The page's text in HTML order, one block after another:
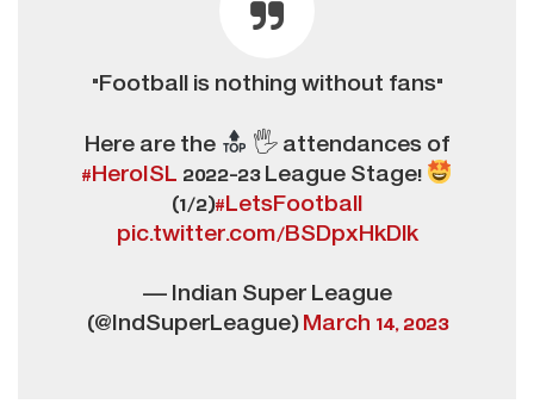
"Football is nothing without fans"
Here are the 🖐attendances of
#HeroISL 2022-23 League Stage!
(1/2)#LetsFootball
pic.twitter.com/BSDpxHkDlk
— Indian Super League
(@IndSuperLeague)March 14, 2023